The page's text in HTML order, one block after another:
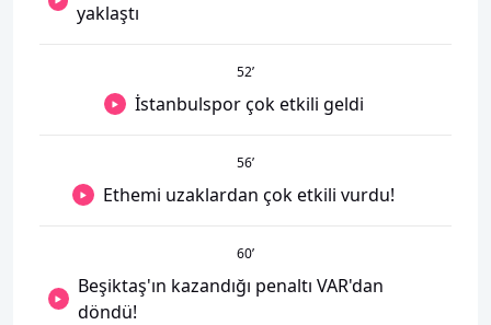
yaklaştı
52’
İstanbulspor çok etkili geldi
56’
Ethemi uzaklardan çok etkili vurdu!
60’
Beşiktaş'ın kazandığı penaltı VAR'dan
döndü!